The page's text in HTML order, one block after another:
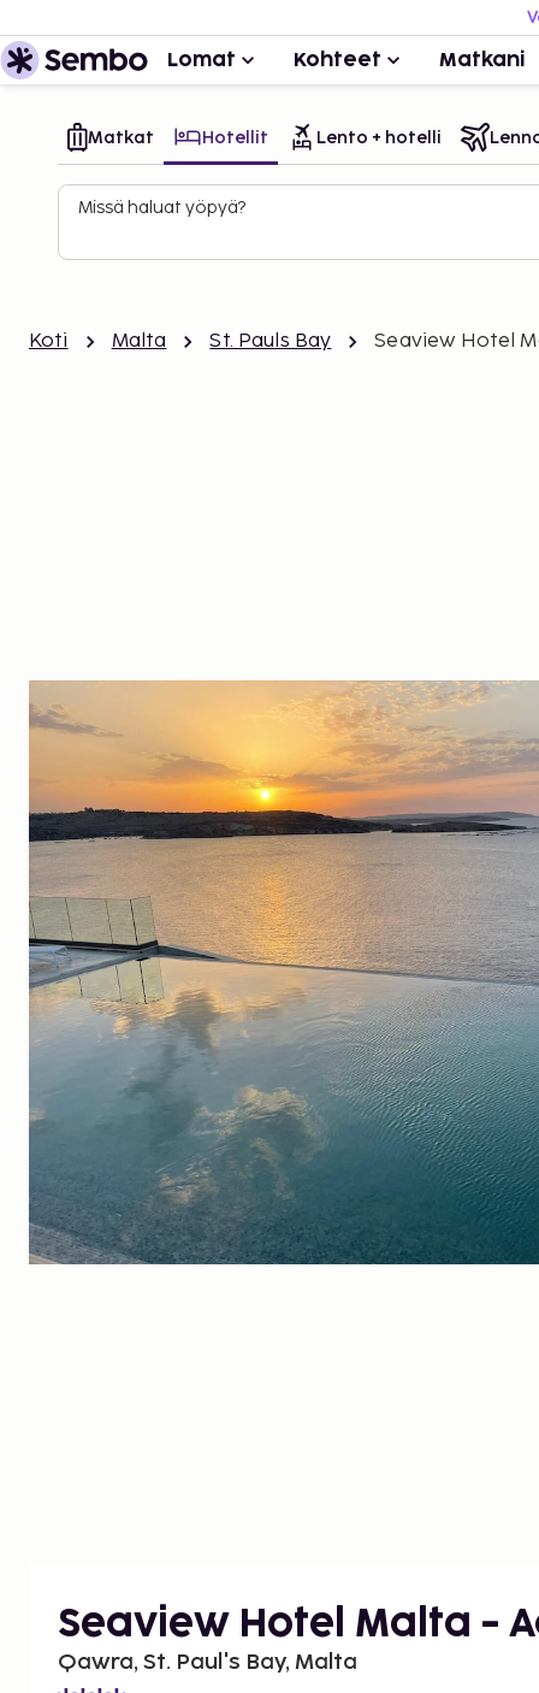
Lomat Kohteet Matkani
Matkat Hotellit Lento + hotelli
Missä haluat yöpyä?
Koti Malta St. Pauls Bay Seaview Hotel
Seaview Hotel Malta -
Qawra, St. Paul's Bay, Malta